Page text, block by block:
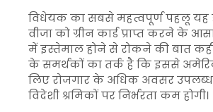
विधेयक का सबसे महत्वपूर्ण पहलू यह
वीजा को ग्रीन कार्ड प्राप्त करने के
में इस्तेमाल होने से रोकने की बात कही
के समर्थकों का तर्क है कि इससे
लिए रोजगार के अधिक अवसर
विदेशी श्रमिकों पर निर्भरता कम होगी।